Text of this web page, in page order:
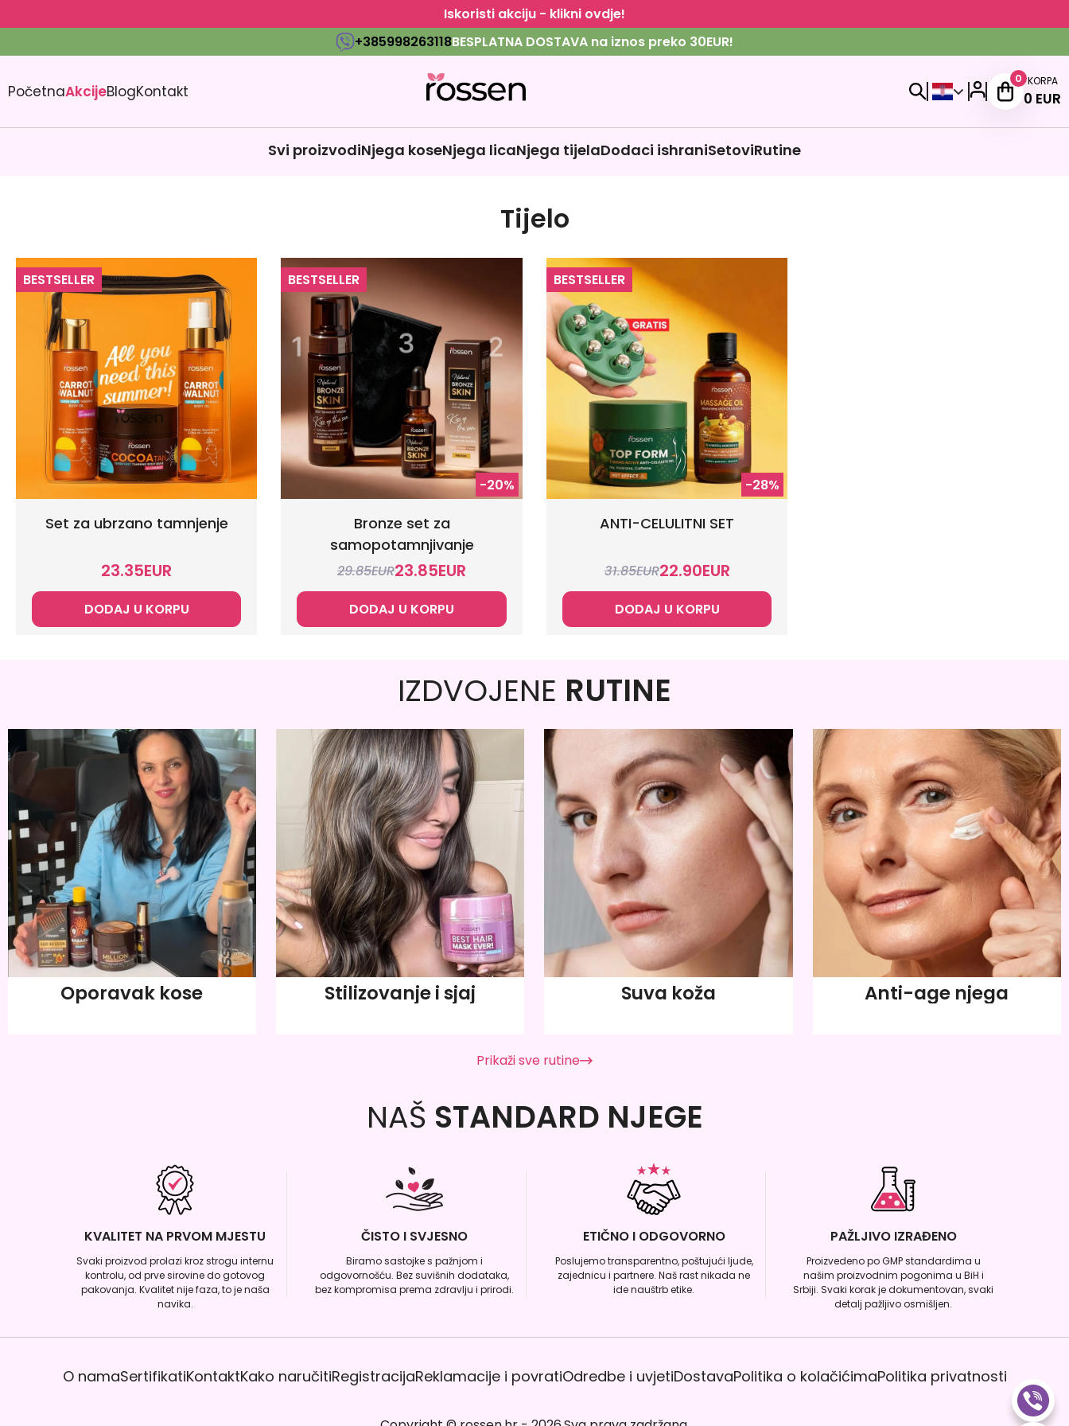
Iskoristi akciju - klikni ovdje!
+385998263118BESPLATNA DOSTAVA na iznos preko 30EUR!
PočetnaAkcijeBlogKontakt
0 KORPA
0 EUR
Svi proizvodiNjega koseNjega licaNjega tijelaDodaci ishraniSetoviRutine
Tijelo
BESTSELLER
Set za ubrzano tamnjenje
23.35EUR
DODAJ U KORPU
BESTSELLER
-20%
Bronze set za
samopotamnjivanje
29.85EUR23.85EUR
DODAJ U KORPU
BESTSELLER
-28%
ANTI-CELULITNI SET
31.85EUR22.90EUR
DODAJ U KORPU
IZDVOJENE RUTINE
Oporavak kose Stilizovanje i sjaj Suva koža Anti-age njega
Prikaži sve rutine
NAŠ STANDARD NJEGE
KVALITET NA PRVOM MJESTU
Svaki proizvod prolazi kroz strogu internu
kontrolu, od prve sirovine do gotovog
pakovanja. Kvalitet nije faza, to je naša
navika.
ČISTO I SVJESNO
Biramo sastojke s pažnjom i
odgovornošću. Bez suvišnih dodataka,
bez kompromisa prema zdravlju i prirodi.
ETIČNO I ODGOVORNO
Poslujemo transparentno, poštujući ljude,
zajednicu i partnere. Naš rast nikada ne
ide nauštrb etike.
PAŽLJIVO IZRAĐENO
Proizvedeno po GMP standardima u
našim proizvodnim pogonima u BiH i
Srbiji. Svaki korak je dokumentovan, svaki
detalj pažljivo osmišljen.
O namaSertifikatiKontaktKako naručitiRegistracijaReklamacije i povratiOdredbe i uvjetiDostavaPolitika o kolačićimaPolitika privatnosti